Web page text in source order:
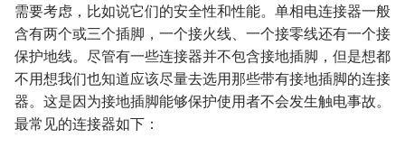
需要考虑，比如说它们的安全性和性能。单相电连接器一般
含有两个或三个插脚，一个接火线、一个接零线还有一个接
保护地线。尽管有一些连接器并不包含接地插脚，但是想都
不用想我们也知道应该尽量去选用那些带有接地插脚的连接
器。这是因为接地插脚能够保护使用者不会发生触电事故。
最常见的连接器如下：